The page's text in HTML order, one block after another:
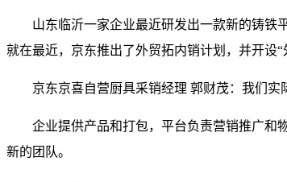
山东临沂一家企业最近研发出一款新的铸铁
就在最近，京东推出了外贸拓内销计划，并开设
京东京喜自营厨具采销经理 郭财茂：我们
企业提供产品和打包，平台负责营销推广和
新的团队。